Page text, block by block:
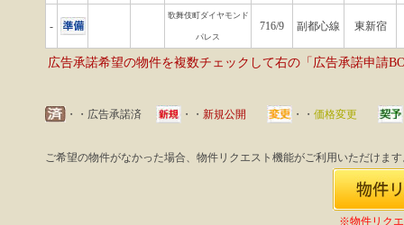
-
歌舞伎町ダイヤモンド
パレス
716/9 副都心線 東新宿
広告承諾希望の物件を複数チェックして右の「広告承諾申請
・・広告承諾済 ・・ 新規公開 ・・ 価格変更
ご希望の物件がなかった場合、物件リクエスト機能がご利用いただけま
※物件リク